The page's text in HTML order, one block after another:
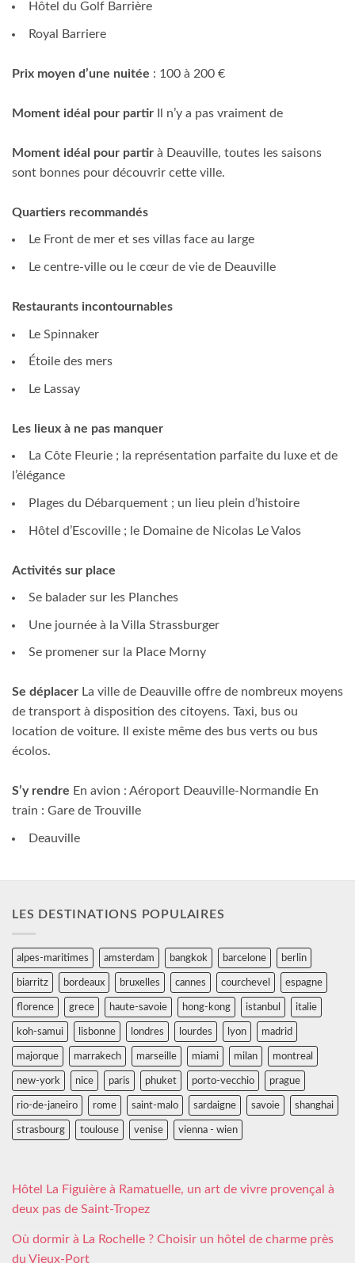
Hôtel du Golf Barrière
Royal Barriere
Prix moyen d’une nuitée : 100 à 200 €
Moment idéal pour partir Il n’y a pas vraiment de
Moment idéal pour partir à Deauville, toutes les saisons
sont bonnes pour découvrir cette ville.
Quartiers recommandés
Le Front de mer et ses villas face au large
Le centre-ville ou le cœur de vie de Deauville
Restaurants incontournables
Le Spinnaker
Étoile des mers
Le Lassay
Les lieux à ne pas manquer
La Côte Fleurie ; la représentation parfaite du luxe et de
l’élégance
Plages du Débarquement ; un lieu plein d’histoire
Hôtel d’Escoville ; le Domaine de Nicolas Le Valos
Activités sur place
Se balader sur les Planches
Une journée à la Villa Strassburger
Se promener sur la Place Morny
Se déplacer La ville de Deauville offre de nombreux moyens
de transport à disposition des citoyens. Taxi, bus ou
location de voiture. Il existe même des bus verts ou bus
écolos.
S’y rendre En avion : Aéroport Deauville-Normandie En
train : Gare de Trouville
Deauville
LES DESTINATIONS POPULAIRES
alpes-maritimes amsterdam bangkok barcelone berlin
biarritz bordeaux bruxelles cannes courchevel espagne
florence grece haute-savoie hong-kong istanbul italie
koh-samui lisbonne londres lourdes lyon madrid
majorque marrakech marseille miami milan montreal
new-york nice paris phuket porto-vecchio prague
rio-de-janeiro rome saint-malo sardaigne savoie shanghai
strasbourg toulouse venise vienna - wien
Hôtel La Figuière à Ramatuelle, un art de vivre provençal à
deux pas de Saint-Tropez
Où dormir à La Rochelle ? Choisir un hôtel de charme près
du Vieux-Port